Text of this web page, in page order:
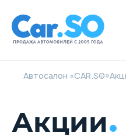
Автосалон «CAR.SO»
Акции